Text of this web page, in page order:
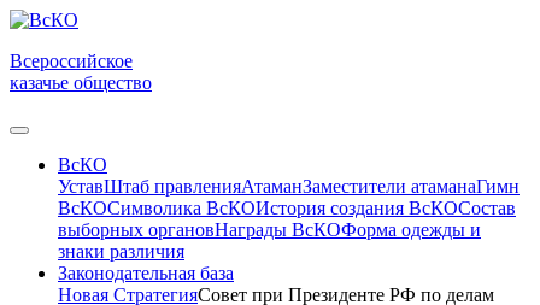
Всероссийское
казачье общество
ВсКО
УставШтаб правленияАтаманЗаместители атаманаГимн
ВсКОСимволика ВсКОИстория создания ВсКОСостав
выборных органовНаграды ВсКОФорма одежды и
знаки различия
Законодательная база
Новая СтратегияСовет при Президенте РФ по делам